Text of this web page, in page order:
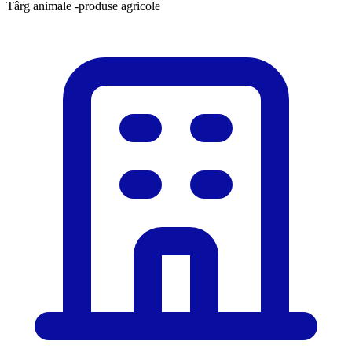
​Târg animale -produse agricole